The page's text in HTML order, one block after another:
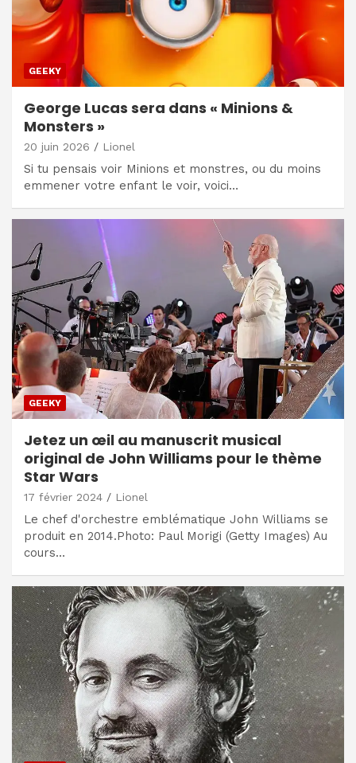
GEEKY
George Lucas sera dans « Minions &
Monsters »
20 juin 2026 Lionel
Si tu pensais voir Minions et monstres, ou du moins
emmener votre enfant le voir, voici…
GEEKY
Jetez un œil au manuscrit musical
original de John Williams pour le thème
Star Wars
17 février 2024 Lionel
Le chef d'orchestre emblématique John Williams se
produit en 2014.Photo: Paul Morigi (Getty Images) Au
cours…